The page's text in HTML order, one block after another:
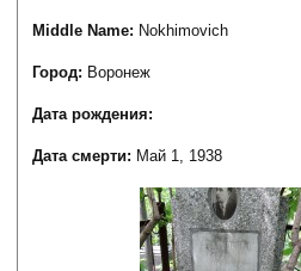
Middle Name: Nokhimovich
Город: Воронеж
Дата рождения:
Дата смерти: Май 1, 1938